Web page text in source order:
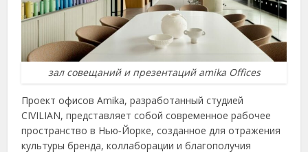
зал совещаний и презентаций amika Offices
Проект офисов Amika, разработанный студией
CIVILIAN, представляет собой современное рабочее
пространство в Нью‑Йорке, созданное для отражения
культуры бренда, коллаборации и благополучия